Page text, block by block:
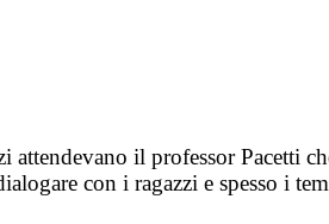
il professor Pacetti
con i ragazzi e spesso i